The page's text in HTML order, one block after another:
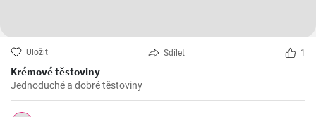
Uložit Sdílet 1
Krémové těstoviny
Jednoduché a dobré těstoviny